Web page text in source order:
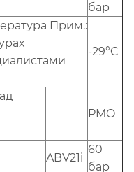
бар
Прим.:
-29°C
PMO
ABV21i
60
бар